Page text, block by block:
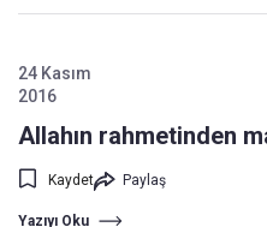
24 Kasım
2016
Allahın rahmetinden
Kaydet Paylaş
Yazıyı Oku